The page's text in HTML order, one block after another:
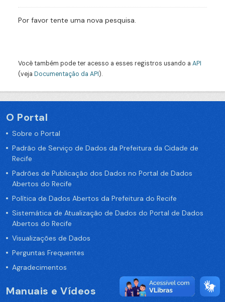
Por favor tente uma nova pesquisa.
Você também pode ter acesso a esses registros usando a API
(veja Documentação da API).
O Portal
Sobre o Portal
Padrão de Serviço de Dados da Prefeitura da Cidade de
Recife
Padrões de Publicação dos Dados no Portal de Dados
Abertos do Recife
Política de Dados Abertos da Prefeitura do Recife
Sistemática de Atualização de Dados do Portal de Dados
Abertos do Recife
Visualizações de Dados
Perguntas Frequentes
Agradecimentos
Manuais e Vídeos